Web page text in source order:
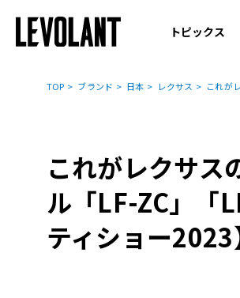
トピックス
ニュース
コラム
TOP ブランド 日本 レクサス これが
これがレクサス
ル「LF-ZC」「
ティショー2023